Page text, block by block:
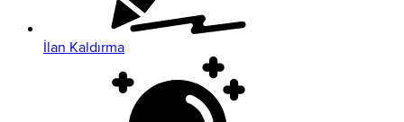
İlan Kaldırma